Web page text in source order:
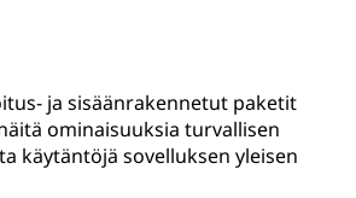
ja sisäänrakennetut paketit
ominaisuuksia turvallisen
käytäntöjä sovelluksen yleisen